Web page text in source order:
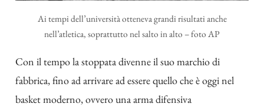
Ai tempi dell’università otteneva grandi risultati anche
nell’atletica, soprattutto nel salto in alto – foto AP
Con il tempo la stoppata divenne il suo marchio di
fabbrica, fino ad arrivare ad essere quello che è oggi nel
basket moderno, ovvero una arma difensiva